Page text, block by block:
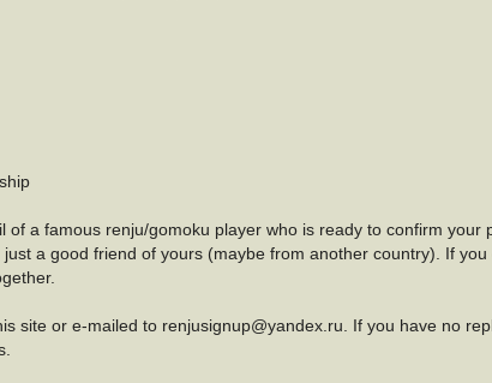
a famous renju/gomoku player who is ready to confirm your
a good friend of yours (maybe from another country). If
site or e-mailed to renjusignup@yandex.ru. If you have no